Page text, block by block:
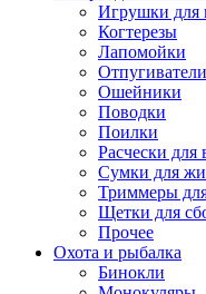
Игрушки для
Когтерезы
Лапомойки
Ошейники
Поводки
Поилки
Расчески
Сумки для
Триммеры
Щетки для
Прочее
Охота и рыбалка
Бинокли